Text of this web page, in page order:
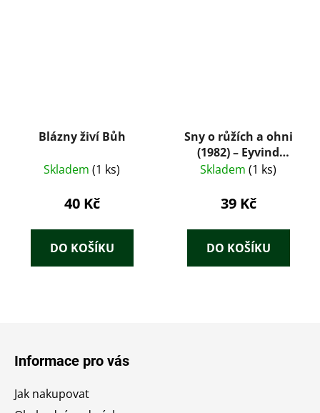
Blázny živí Bůh
Skladem (1 ks)
40 Kč
DO KOŠÍKU
Sny o růžích a ohni
(1982) – Eyvind
Johnson
Skladem (1 ks)
39 Kč
DO KOŠÍKU
Informace pro vás
Jak nakupovat